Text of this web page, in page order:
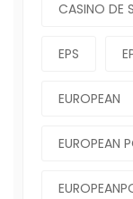
CASINO DE
EPS
EUROPEAN
EUROPEAN